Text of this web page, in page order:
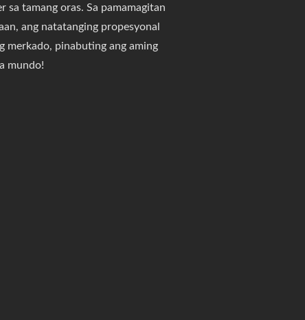
sa tamang oras. Sa pamamagitan
ang natatanging propesyonal
merkado, pinabuting ang aming
mundo!